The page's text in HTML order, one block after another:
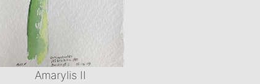
Amarylis II